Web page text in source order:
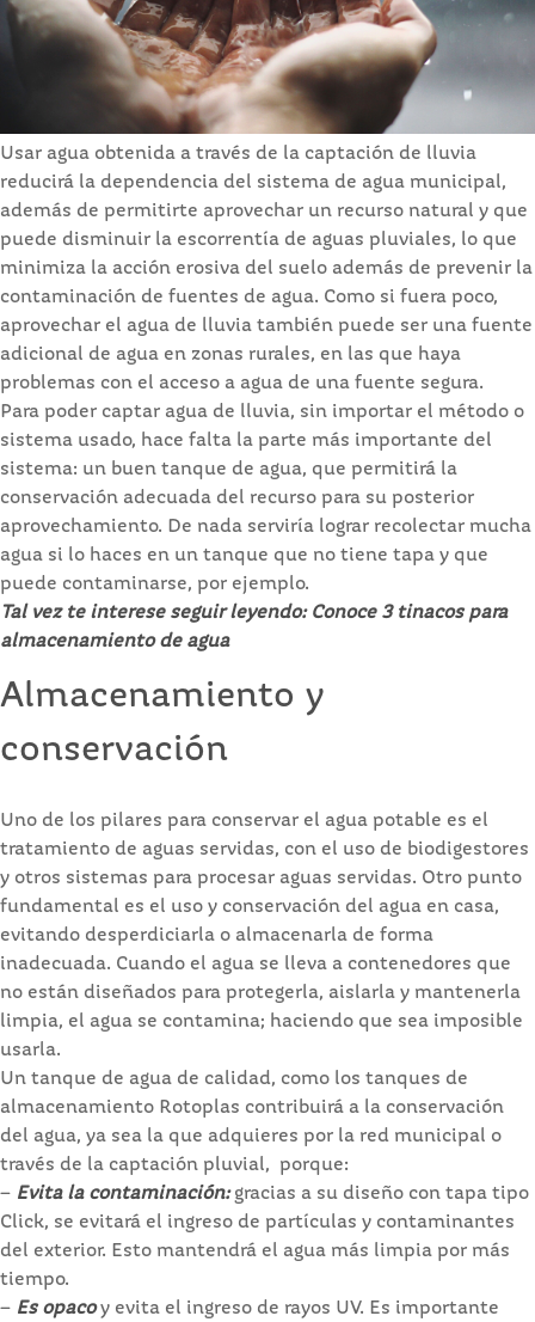
Usar agua obtenida a través de la captación de lluvia
reducirá la dependencia del sistema de agua municipal,
además de permitirte aprovechar un recurso natural y que
puede disminuir la escorrentía de aguas pluviales, lo que
minimiza la acción erosiva del suelo además de prevenir la
contaminación de fuentes de agua. Como si fuera poco,
aprovechar el agua de lluvia también puede ser una fuente
adicional de agua en zonas rurales, en las que haya
problemas con el acceso a agua de una fuente segura.
Para poder captar agua de lluvia, sin importar el método o
sistema usado, hace falta la parte más importante del
sistema: un buen tanque de agua, que permitirá la
conservación adecuada del recurso para su posterior
aprovechamiento. De nada serviría lograr recolectar mucha
agua si lo haces en un tanque que no tiene tapa y que
puede contaminarse, por ejemplo.
Tal vez te interese seguir leyendo: Conoce 3 tinacos para
almacenamiento de agua
Almacenamiento y
conservación
Uno de los pilares para conservar el agua potable es el
tratamiento de aguas servidas, con el uso de biodigestores
y otros sistemas para procesar aguas servidas. Otro punto
fundamental es el uso y conservación del agua en casa,
evitando desperdiciarla o almacenarla de forma
inadecuada. Cuando el agua se lleva a contenedores que
no están diseñados para protegerla, aislarla y mantenerla
limpia, el agua se contamina; haciendo que sea imposible
usarla.
Un tanque de agua de calidad, como los tanques de
almacenamiento Rotoplas contribuirá a la conservación
del agua, ya sea la que adquieres por la red municipal o
través de la captación pluvial, porque:
– Evita la contaminación:gracias a su diseño con tapa tipo
Click, se evitará el ingreso de partículas y contaminantes
del exterior. Esto mantendrá el agua más limpia por más
tiempo.
– Es opacoy evita el ingreso de rayos UV. Es importante